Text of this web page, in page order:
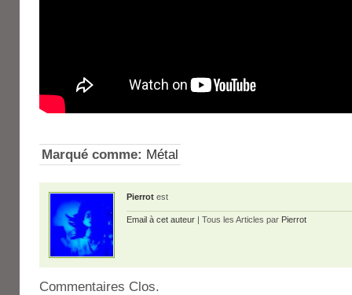
Marqué comme: Métal
Pierrot est
Email à cet auteur | Tous les Articles par Pierrot
Commentaires Clos.